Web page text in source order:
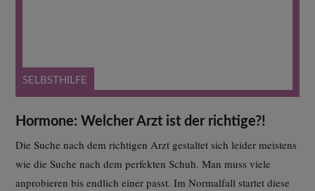
SELBSTHILFE
Hormone: Welcher Arzt ist der richtige?!
Die Suche nach dem richtigen Arzt gestaltet sich leider meistens
wie die Suche nach dem perfekten Schuh. Man muss viele
anprobieren bis endlich einer passt. Im Normalfall startet diese